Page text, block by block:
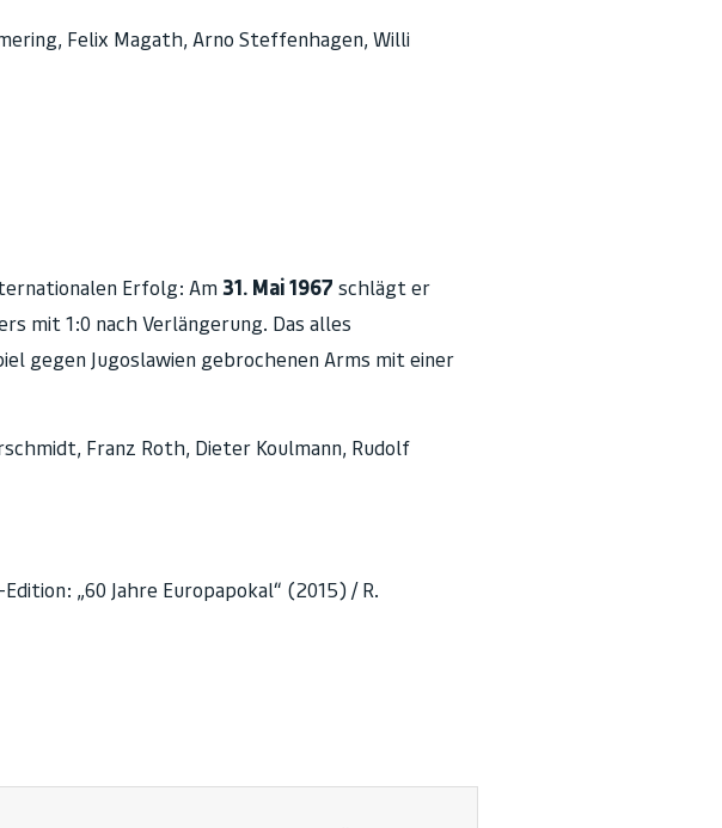
Felix Magath, Arno Steffenhagen, Willi
Erfolg: Am 31. Mai 1967 schlägt er
mit 1:0 nach Verlängerung. Das alles
gegen Jugoslawien gebrochenen Arms mit einer
Franz Roth, Dieter Koulmann, Rudolf
„60 Jahre Europapokal“ (2015) / R.